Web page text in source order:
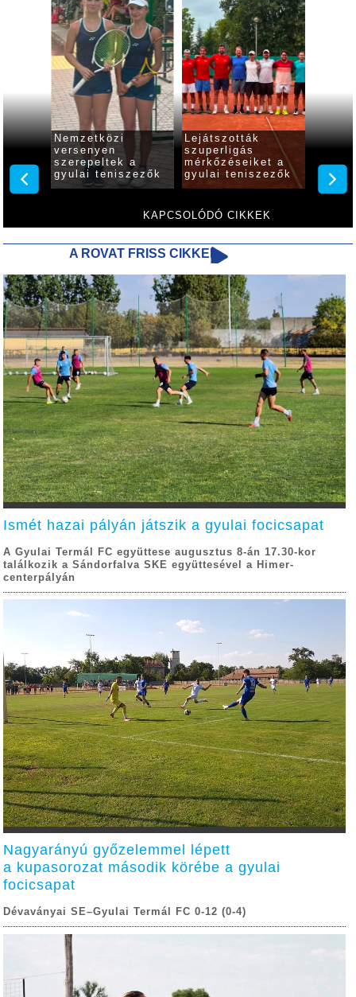
KAPCSOLÓDÓ CIKKEK
Nemzetközi
versenyen
szerepeltek a
gyulai teniszezők
Lejátszották
szuperligás
mérkőzéseiket a
gyulai teniszezők
fiatal
A ROVAT FRISS CIKKEI
Ismét hazai pályán játszik a gyulai focicsapat
A Gyulai Termál FC együttese augusztus 8-án 17.30-kor
találkozik a Sándorfalva SKE együttesével a Himer-
centerpályán
Nagyarányú győzelemmel lépett
a kupasorozat második körébe a gyulai
focicsapat
Dévaványai SE–Gyulai Termál FC 0-12 (0-4)